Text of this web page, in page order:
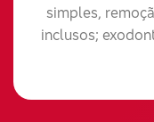
simples,
inclusos;